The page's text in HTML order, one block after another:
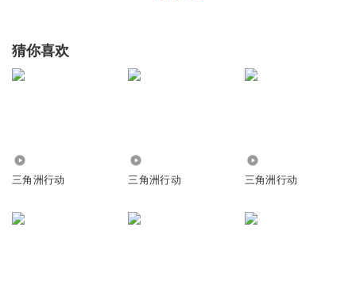
猜你喜欢
三角洲行动 三角洲行动 三角洲行动